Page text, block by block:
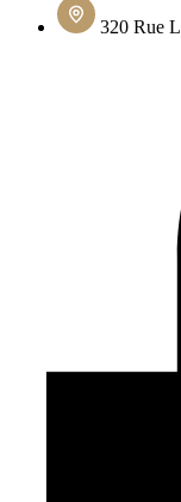
320 Rue